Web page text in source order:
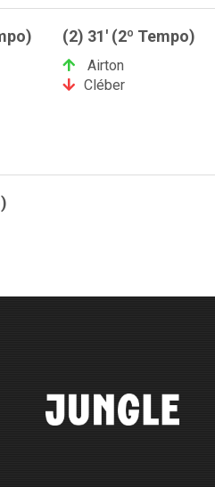
(2) 31' (2º Tempo)
Airton
Cléber